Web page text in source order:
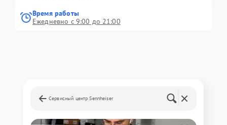
Время работы
Ежедневно с 9:00 до 21:00
Сервисный центр Sennheiser